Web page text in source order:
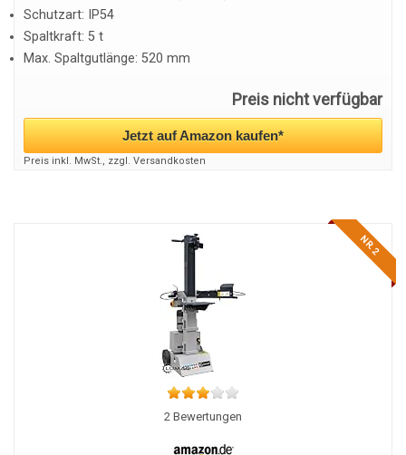
Schutzart: IP54
Spaltkraft: 5 t
Max. Spaltgutlänge: 520 mm
Preis nicht verfügbar
Jetzt auf Amazon kaufen*
Preis inkl. MwSt., zzgl. Versandkosten
NR. 2
2 Bewertungen